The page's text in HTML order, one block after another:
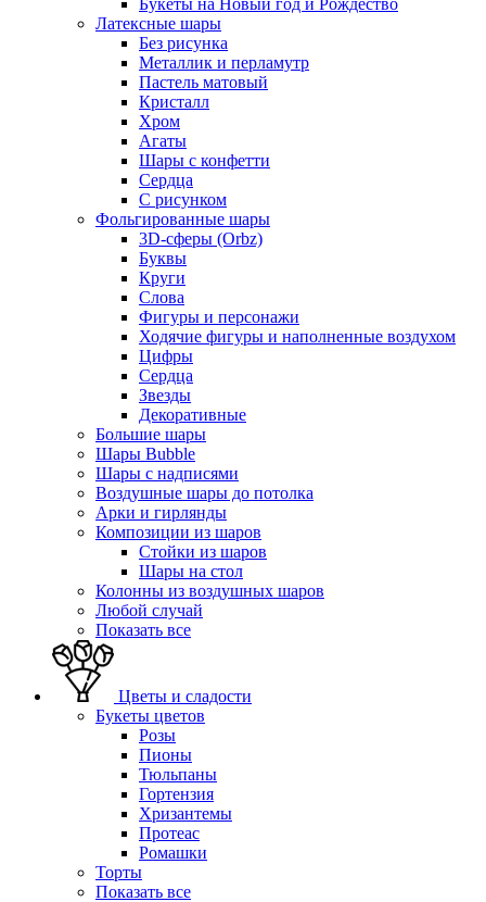
Латексные шары
Без рисунка
Металлик и перламутр
Пастель матовый
Кристалл
Хром
Агаты
Шары с конфетти
Сердца
С рисунком
Фольгированные шары
3D-сферы (Orbz)
Буквы
Круги
Слова
Фигуры и персонажи
Ходячие фигуры и наполненные воздухом
Цифры
Сердца
Звезды
Декоративные
Большие шары
Шары Bubble
Шары с надписями
Воздушные шары до потолка
Арки и гирлянды
Композиции из шаров
Стойки из шаров
Шары на стол
Колонны из воздушных шаров
Любой случай
Показать все
Цветы и сладости
Букеты цветов
Розы
Пионы
Тюльпаны
Гортензия
Хризантемы
Протеас
Ромашки
Торты
Показать все